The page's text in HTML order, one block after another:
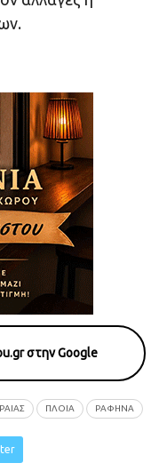
στην Google
ΠΛΟΙΑ ΡΑΦΗΝΑ